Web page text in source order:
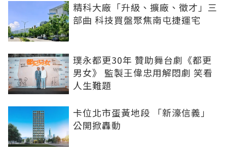
精科大廠「升級、擴廠、徵才」三
部曲 科技買盤聚焦南屯捷運宅
璞永都更30年 贊助舞台劇《都更
男女》 監製王偉忠用解悶劇 笑看
人生難題
卡位北市蛋黃地段 「新濠信義」
公開掀轟動